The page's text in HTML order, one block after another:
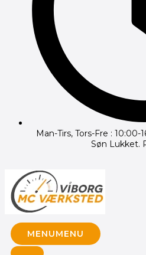
Man-Tirs, Tors-Fre :
Søn Lukket.
MENUMENU